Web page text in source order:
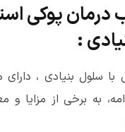
درمان پوکی
:
با سلول بنیادی ، دارای
به برخی از مزایا و